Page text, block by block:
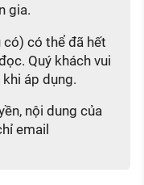
gia.
có thể đã hết
Quý khách vui
áp dụng.
nội dung của
email